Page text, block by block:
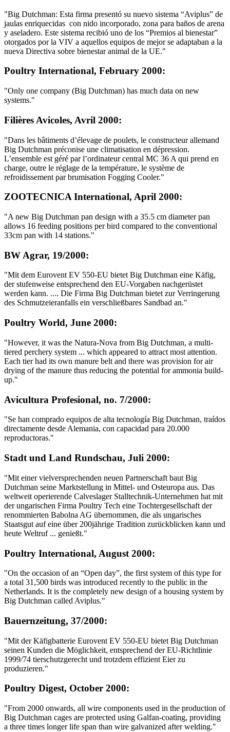
"Big Dutchman: Esta firma presentó su nuevo sistema “Aviplus” de
jaulas enriquecidas ­ con nido incorporado, zona para baños de arena
y aseladero. Este sistema recibió uno de los “Premios al bienestar”
otorgados por la VIV a aquellos equipos de mejor se adaptaban a la
nueva Directiva sobre bienestar animal de la UE."
Poultry International, February 2000:
"Only one company (Big Dutchman) has much data on new
systems."
Filières Avicoles, Avril 2000:
"Dans les bâtiments d’élevage de poulets, le constructeur allemand
Big Dutchman préconise une climatisation en dépression.
L’ensemble est géré par l’ordinateur central MC 36 A qui prend en
charge, outre le réglage de la température, le système de
refroidissement par brumisation Fogging Cooler."
ZOOTECNICA International, April 2000:
"A new Big Dutchman pan design with a 35.5 cm diameter pan
allows 16 feeding positions per bird compared to the conventional
33cm pan with 14 stations."
BW Agrar, 19/2000:
"Mit dem Eurovent EV 550-EU bietet Big Dutchman eine Käfig,
der stufenweise entsprechend den EU-Vorgaben nachgerüstet
werden kann. .... Die Firma Big Dutchman bietet zur Verringerung
des Schmutzeieranfalls ein verschließbares Sandbad an."
Poultry World, June 2000:
"However, it was the Natura-Nova from Big Dutchman, a multi-
tiered perchery system ... which appeared to attract most attention.
Each tier had its own manure belt and there was provision for air
drying of the manure thus reducing the potential for ammonia build-
up."
Avicultura Profesional, no. 7/2000:
"Se han comprado equipos de alta tecnología Big Dutchman, traídos
directamente desde Alemania, con capacidad para 20.000
reproductoras."
Stadt und Land Rundschau, Juli 2000:
"Mit einer vielversprechenden neuen Partnerschaft baut Big
Dutchman seine Marktstellung in Mittel- und Osteuropa aus. Das
weltweit operierende Calveslager Stalltechnik-Unternehmen hat mit
der ungarischen Firma Poultry Tech eine Tochtergesellschaft der
renommierten Babolna AG übernommen, die als ungarisches
Staatsgut auf eine über 200jährige Tradition zurückblicken kann und
heute Weltruf ... genießt."
Poultry International, August 2000:
"On the occasion of an “Open day”, the first system of this type for
a total 31,500 birds was introduced recently to the public in the
Netherlands. It is the completely new design of a housing system by
Big Dutchman called Aviplus."
Bauernzeitung, 37/2000:
"Mit der Käfigbatterie Eurovent EV 550-EU bietet Big Dutchman
seinen Kunden die Möglichkeit, entsprechend der EU-Richtlinie
1999/74 tierschutzgerecht und trotzdem effizient Eier zu
produzieren."
Poultry Digest, October 2000:
"From 2000 onwards, all wire components used in the production of
Big Dutchman cages are protected using Galfan-coating, providing
a three times longer life span than wire galvanized after welding."